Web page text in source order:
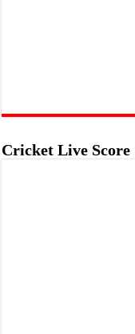
Cricket Live Score